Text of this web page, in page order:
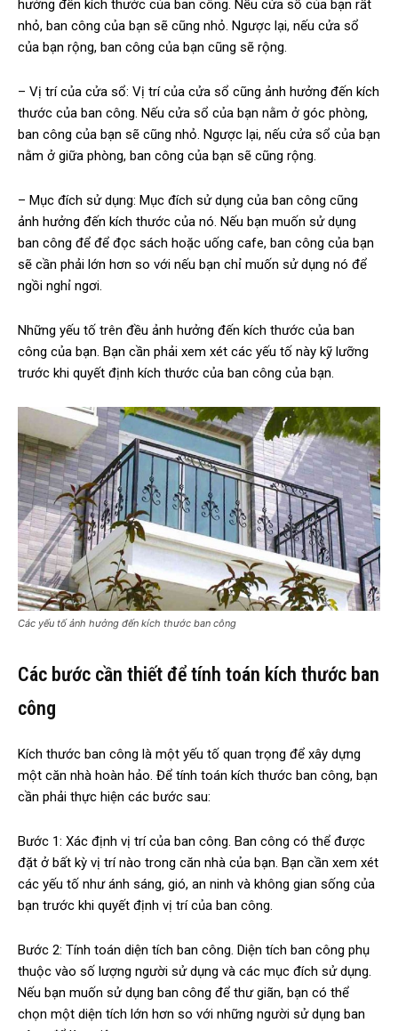
hưởng đến kích thước của ban công. Nếu cửa sổ của bạn rất
nhỏ, ban công của bạn sẽ cũng nhỏ. Ngược lại, nếu cửa sổ
của bạn rộng, ban công của bạn cũng sẽ rộng.
– Vị trí của cửa sổ: Vị trí của cửa sổ cũng ảnh hưởng đến kích
thước của ban công. Nếu cửa sổ của bạn nằm ở góc phòng,
ban công của bạn sẽ cũng nhỏ. Ngược lại, nếu cửa sổ của bạn
nằm ở giữa phòng, ban công của bạn sẽ cũng rộng.
– Mục đích sử dụng: Mục đích sử dụng của ban công cũng
ảnh hưởng đến kích thước của nó. Nếu bạn muốn sử dụng
ban công để để đọc sách hoặc uống cafe, ban công của bạn
sẽ cần phải lớn hơn so với nếu bạn chỉ muốn sử dụng nó để
ngồi nghỉ ngơi.
Những yếu tố trên đều ảnh hưởng đến kích thước của ban
công của bạn. Bạn cần phải xem xét các yếu tố này kỹ lưỡng
trước khi quyết định kích thước của ban công của bạn.
Các yếu tố ảnh hưởng đến kích thước ban công
Các bước cần thiết để tính toán kích thước ban
công
Kích thước ban công là một yếu tố quan trọng để xây dựng
một căn nhà hoàn hảo. Để tính toán kích thước ban công, bạn
cần phải thực hiện các bước sau:
Bước 1: Xác định vị trí của ban công. Ban công có thể được
đặt ở bất kỳ vị trí nào trong căn nhà của bạn. Bạn cần xem xét
các yếu tố như ánh sáng, gió, an ninh và không gian sống của
bạn trước khi quyết định vị trí của ban công.
Bước 2: Tính toán diện tích ban công. Diện tích ban công phụ
thuộc vào số lượng người sử dụng và các mục đích sử dụng.
Nếu bạn muốn sử dụng ban công để thư giãn, bạn có thể
chọn một diện tích lớn hơn so với những người sử dụng ban